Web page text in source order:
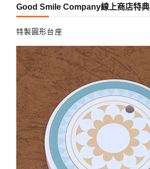
Good Smile Company線上商店特典
特製圓形台座